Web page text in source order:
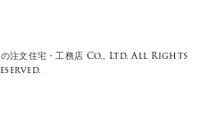
注文住宅・工務店 Co., Ltd. All Rights